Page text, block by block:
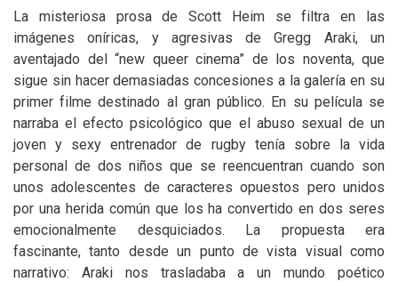
La misteriosa prosa de Scott Heim se filtra en las
imágenes oníricas, y agresivas de Gregg Araki, un
aventajado del “new queer cinema” de los noventa, que
sigue sin hacer demasiadas concesiones a la galería en su
primer filme destinado al gran público. En su película se
narraba el efecto psicológico que el abuso sexual de un
joven y sexy entrenador de rugby tenía sobre la vida
personal de dos niños que se reencuentran cuando son
unos adolescentes de caracteres opuestos pero unidos
por una herida común que los ha convertido en dos seres
emocionalmente desquiciados. La propuesta era
fascinante, tanto desde un punto de vista visual como
narrativo: Araki nos trasladaba a un mundo poético